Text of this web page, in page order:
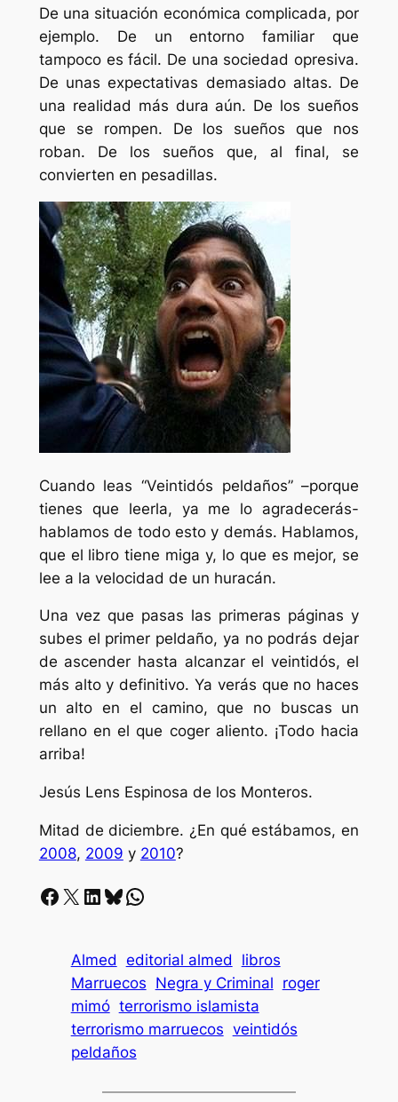
De una situación económica complicada, por
ejemplo. De un entorno familiar que
tampoco es fácil. De una sociedad opresiva.
De unas expectativas demasiado altas. De
una realidad más dura aún. De los sueños
que se rompen. De los sueños que nos
roban. De los sueños que, al final, se
convierten en pesadillas.
Cuando leas “Veintidós peldaños” –porque
tienes que leerla, ya me lo agradecerás-
hablamos de todo esto y demás. Hablamos,
que el libro tiene miga y, lo que es mejor, se
lee a la velocidad de un huracán.
Una vez que pasas las primeras páginas y
subes el primer peldaño, ya no podrás dejar
de ascender hasta alcanzar el veintidós, el
más alto y definitivo. Ya verás que no haces
un alto en el camino, que no buscas un
rellano en el que coger aliento. ¡Todo hacia
arriba!
Jesús Lens Espinosa de los Monteros.
Mitad de diciembre. ¿En qué estábamos, en
2008, 2009 y 2010?
Facebook X LinkedIn Bluesky Whatsapp
Almed editorial almed
libros
Marruecos Negra y Criminal roger
mimó terrorismo islamista
terrorismo marruecos veintidós
peldaños